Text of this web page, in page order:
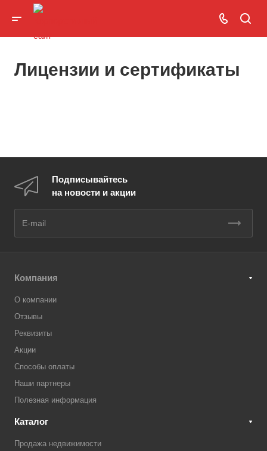
Лицензии и сертификаты
Подписывайтесь
на новости и акции
Компания
О компании
Отзывы
Реквизиты
Акции
Способы оплаты
Наши партнеры
Полезная информация
Каталог
Продажа недвижимости